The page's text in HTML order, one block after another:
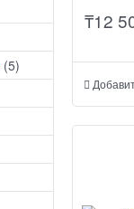
(5)
₸12